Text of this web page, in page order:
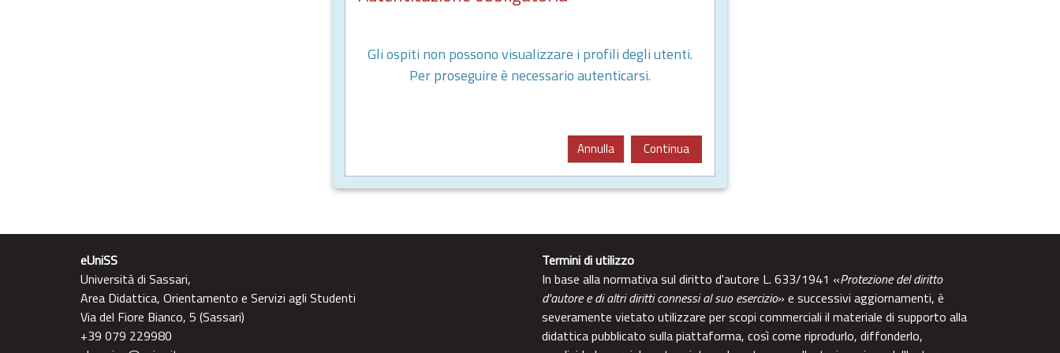
Gli ospiti non possono visualizzare i profili degli utenti.
Per proseguire è necessario autenticarsi.
Annulla Continua
eUniSS
Università di Sassari,
Area Didattica, Orientamento e Servizi agli Studenti
Via del Fiore Bianco, 5 (Sassari)
+39 079 229980
Termini di utilizzo
In base alla normativa sul diritto d'autore L. 633/1941 «Protezione del diritto
d'autore e di altri diritti connessi al suo esercizio» e successivi aggiornamenti, è
severamente vietato utilizzare per scopi commerciali il materiale di supporto alla
didattica pubblicato sulla piattaforma, così come riprodurlo, diffonderlo,